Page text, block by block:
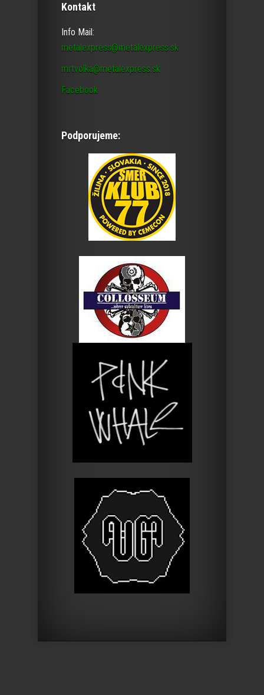
Kontakt
Info Mail:
metalexpress@metalexpress.sk
mrtvolka@metalexpress.sk
Facebook
Podporujeme: